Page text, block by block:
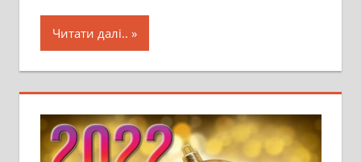
Читати далі..